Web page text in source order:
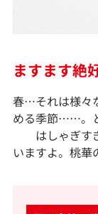
ますます絶
春…それは様々
める季節……。
はしゃぎすぎ
いますよ。桃華